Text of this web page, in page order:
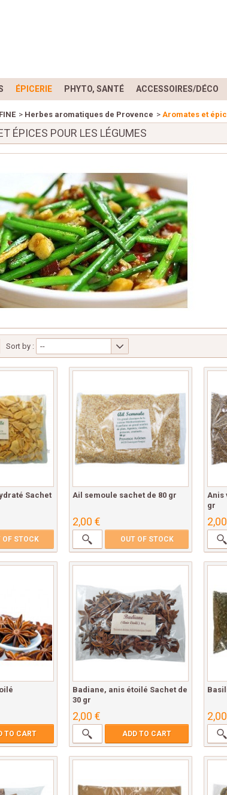
ÉPICERIE PHYTO, SANTÉ ACCESSOIRES/DÉCO
> Herbes aromatiques de Provence > Aromates et
ÉPICES POUR LES LÉGUMES
Sort by : --
Sachet
OF STOCK
Ail semoule sachet de 80 gr
2,00 €
OUT OF STOCK
Anis
gr
TO CART
Badiane, anis étoilé Sachet de
30 gr
2,00 €
ADD TO CART